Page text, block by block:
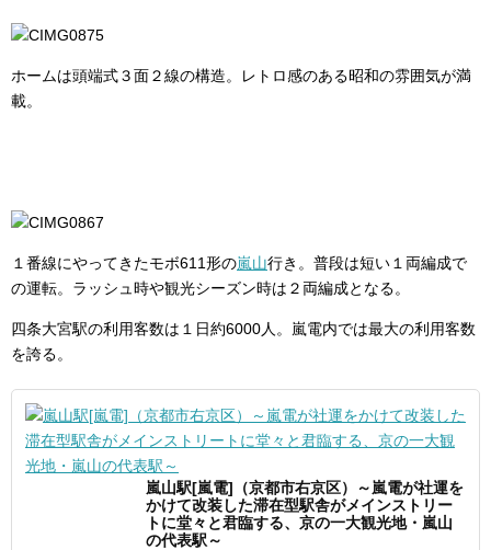
ホームは頭端式３面２線の構造。レトロ感のある昭和の雰囲気が満
載。
１番線にやってきたモボ611形の嵐山行き。普段は短い１両編成で
の運転。ラッシュ時や観光シーズン時は２両編成となる。
四条大宮駅の利用客数は１日約6000人。嵐電内では最大の利用客数
を誇る。
嵐山駅[嵐電]（京都市右京区）～嵐電が社運を
かけて改装した滞在型駅舎がメインストリー
トに堂々と君臨する、京の一大観光地・嵐山
の代表駅～